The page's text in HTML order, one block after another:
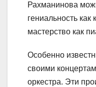
Рахманинова
гениальность как
мастерство как
Особенно
своими
оркестра. Эти